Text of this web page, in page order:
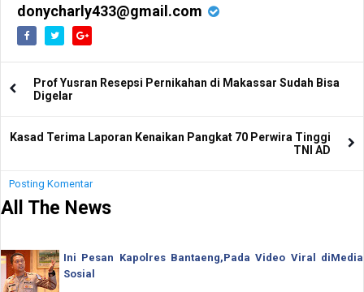
donycharly433@gmail.com
Prof Yusran Resepsi Pernikahan di Makassar Sudah Bisa
Digelar
Kasad Terima Laporan Kenaikan Pangkat 70 Perwira Tinggi
TNI AD
Posting Komentar
All The News
Ini Pesan Kapolres Bantaeng,Pada Video Viral diMedia
Sosial